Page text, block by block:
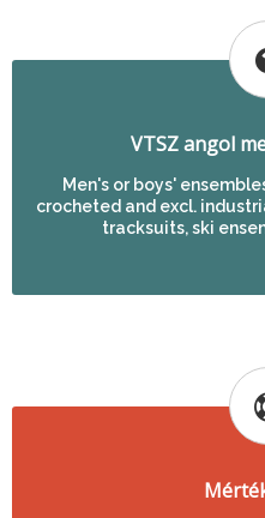
VTSZ angol
Men's or boys'
crocheted and excl.
tracksuits, ski